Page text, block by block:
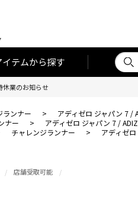
イテムから探す
休業のお知らせ
ランナー >
アディゼロ ジャパン 7 /
ナー >
アディゼロ ジャパン 7 /
チャレンジランナー > アディゼ
店舗受取可能